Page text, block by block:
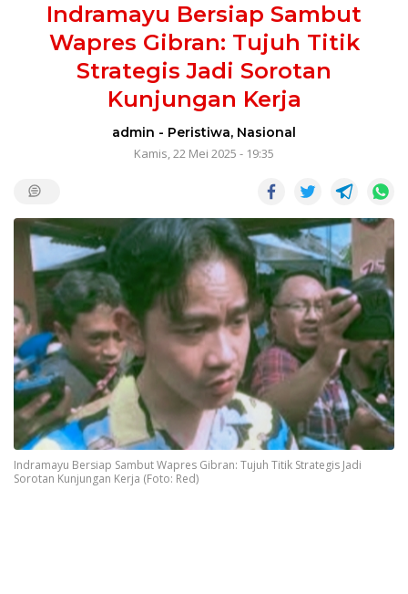
Indramayu Bersiap Sambut
Wapres Gibran: Tujuh Titik
Strategis Jadi Sorotan
Kunjungan Kerja
admin - Peristiwa, Nasional
Kamis, 22 Mei 2025 - 19:35
Indramayu Bersiap Sambut Wapres Gibran: Tujuh Titik Strategis Jadi
Sorotan Kunjungan Kerja (Foto: Red)